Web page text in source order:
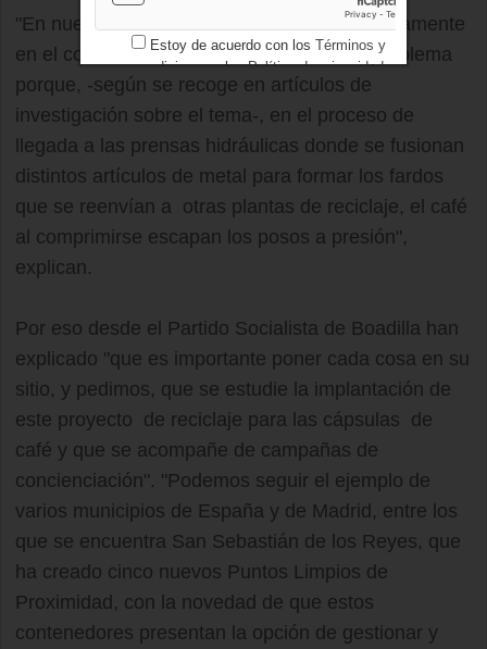
"En nuestro punto limpio, se reciclan conjuntamente
en el contenedor de metales. Esto es un problema
porque, -según se recoge en artículos de
investigación sobre el tema-, en el proceso de
llegada a las prensas hidráulicas donde se fusionan
distintos artículos de metal para formar los fardos
que se reenvían a otras plantas de reciclaje, el café
al comprimirse escapan los posos a presión",
explican.
Por eso desde el Partido Socialista de Boadilla han
explicado "que es importante poner cada cosa en su
sitio, y pedimos, que se estudie la implantación de
este proyecto de reciclaje para las cápsulas de
café y que se acompañe de campañas de
concienciación". "Podemos seguir el ejemplo de
varios municipios de España y de Madrid, entre los
que se encuentra San Sebastián de los Reyes, que
ha creado cinco nuevos Puntos Limpios de
Proximidad, con la novedad de que estos
contenedores presentan la opción de gestionar y
Estoy de acuerdo con los Términos y
condicionesy losPolítica de privacidad